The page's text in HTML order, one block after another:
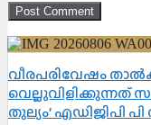
വീരപരിവേഷം
വെല്ലുവിളിക്കുന്നത്